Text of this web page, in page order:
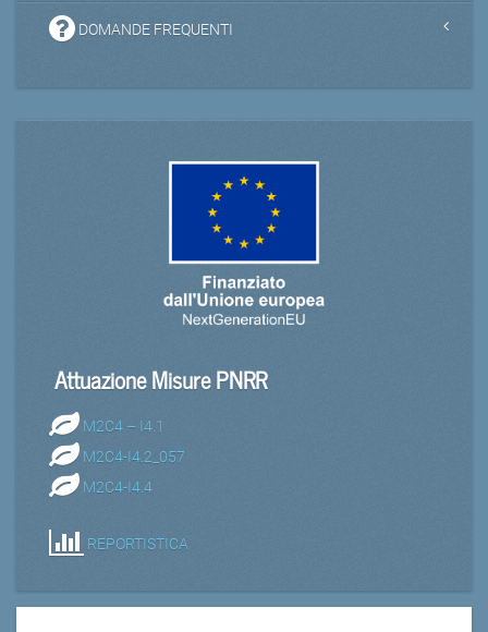
DOMANDE FREQUENTI
Attuazione Misure PNRR
M2C4 – I4.1
M2C4-I4.2_057
M2C4-I4.4
REPORTISTICA